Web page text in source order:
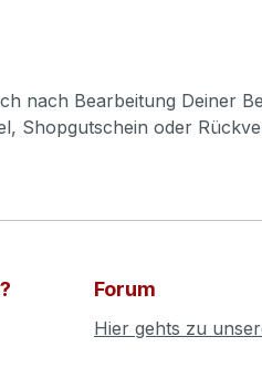
nach Bearbeitung Deiner
Shopgutschein oder
Forum
Hier gehts zu